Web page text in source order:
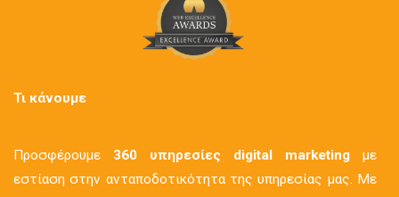
Τι κάνουμε
Προσφέρουμε 360 υπηρεσίες digital marketing με
εστίαση στην ανταποδοτικότητα της υπηρεσίας μας. Με